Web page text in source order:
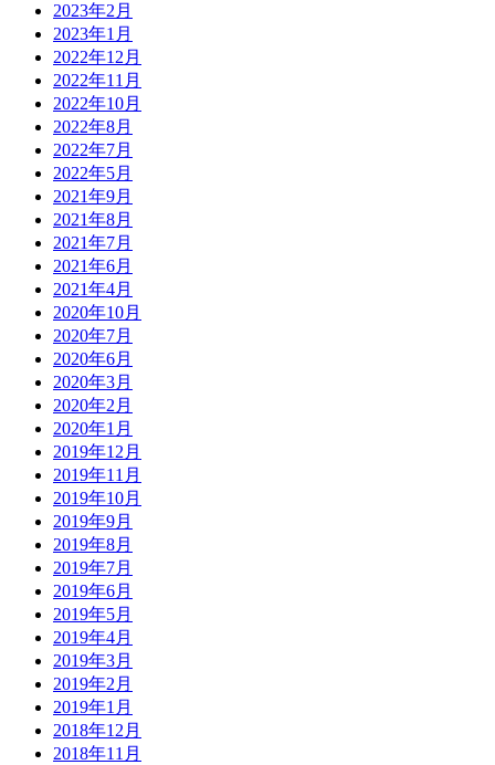
2023年2月
2023年1月
2022年12月
2022年11月
2022年10月
2022年8月
2022年7月
2022年5月
2021年9月
2021年8月
2021年7月
2021年6月
2021年4月
2020年10月
2020年7月
2020年6月
2020年3月
2020年2月
2020年1月
2019年12月
2019年11月
2019年10月
2019年9月
2019年8月
2019年7月
2019年6月
2019年5月
2019年4月
2019年3月
2019年2月
2019年1月
2018年12月
2018年11月